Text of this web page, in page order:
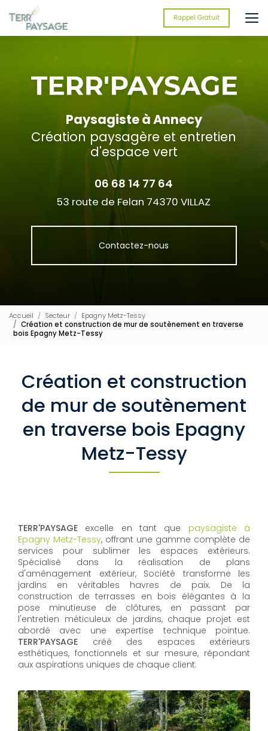
au
contenu
principal
Rappel Gratuit
Paysagiste à Annecy
Création paysagère et entretien
d'espace vert
06 68 14 77 64
53 route de Felan 74370 VILLAZ
Contactez-nous
Accueil Secteur
Epagny Metz-Tessy
Création et construction de mur de soutènement en traverse
bois Epagny Metz-Tessy
Création et construction
de mur de soutènement
en traverse bois Epagny
Metz-Tessy
TERR'PAYSAGE excelle en tant que paysagiste à
Epagny Metz-Tessy, offrant une gamme complète de
services pour sublimer les espaces extérieurs.
Spécialisé dans la réalisation de plans
d'aménagement extérieur, Société transforme les
jardins en véritables havres de paix. De la
construction de terrasses en bois élégantes à la
pose minutieuse de clôtures, en passant par
l'entretien méticuleux de jardins, chaque projet est
abordé avec une expertise technique pointue.
TERR'PAYSAGE créé des espaces extérieurs
esthétiques, fonctionnels et sur mesure, répondant
aux aspirations uniques de chaque client.